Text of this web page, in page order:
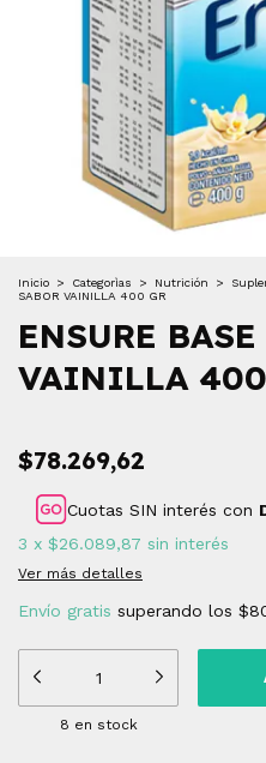
Inicio > Categorìas > Nutrición >
SABOR VAINILLA 400 GR
ENSURE
VAINILLA
$78.269,62
Cuotas SIN interés con
3 x $26.089,87 sin interés
Ver más detalles
Envío gratis superando los
8 en stock